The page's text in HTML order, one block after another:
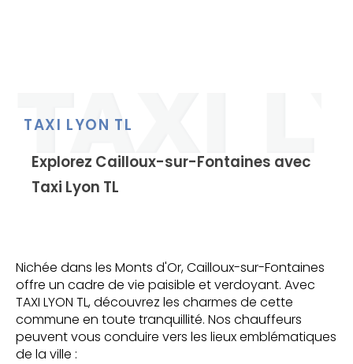
TAXI LYON TL
Explorez Cailloux-sur-Fontaines avec
Taxi Lyon TL
Nichée dans les Monts d'Or, Cailloux-sur-Fontaines
offre un cadre de vie paisible et verdoyant. Avec
TAXI LYON TL, découvrez les charmes de cette
commune en toute tranquillité. Nos chauffeurs
peuvent vous conduire vers les lieux emblématiques
de la ville :